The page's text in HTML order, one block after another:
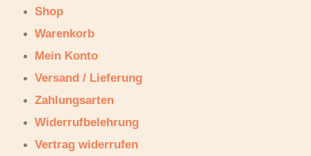
Shop
Warenkorb
Mein Konto
Versand / Lieferung
Zahlungsarten
Widerrufbelehrung
Vertrag widerrufen